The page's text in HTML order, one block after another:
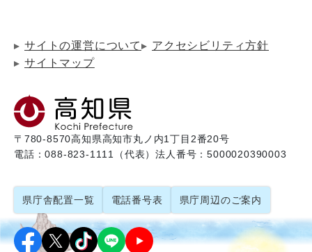
サイトの運営について
アクセシビリティ方針
サイトマップ
〒780-8570高知県高知市丸ノ内1丁目2番20号
電話：088-823-1111（代表）法人番号：5000020390003
県庁舎配置一覧 電話番号表 県庁周辺のご案内